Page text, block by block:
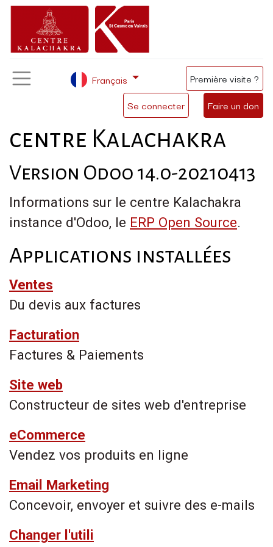
Se connecter Faire un don
Français Première visite ?
centre Kalachakra
Version Odoo 14.0-20210413
Informations sur le centre Kalachakra
instance d'Odoo, le ERP Open Source.
Applications installées
Ventes
Du devis aux factures
Facturation
Factures & Paiements
Site web
Constructeur de sites web d'entreprise
eCommerce
Vendez vos produits en ligne
Email Marketing
Concevoir, envoyer et suivre des e-mails
Changer l'utili